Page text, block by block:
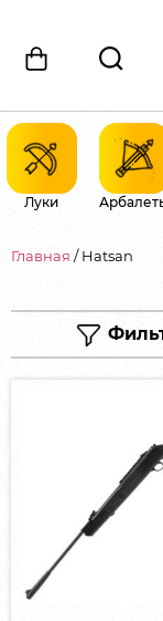
Луки
Главная / Hatsan